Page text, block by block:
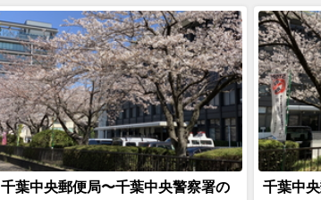
千葉中央郵便局〜千葉中央警察署の
千葉中